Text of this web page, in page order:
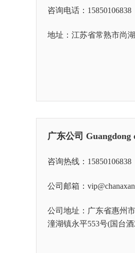
咨询电话：15850106838
地址：江苏省常熟市尚
广东公司 Guangdong
咨询热线：15850106838
公司邮箱：
公司地址：广东省惠州
潼湖镇永平553号(国台